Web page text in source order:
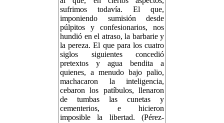
sufrimos todavía. El que,
imponiendo sumisión desde
púlpitos y confesionarios, nos
hundió en el atraso, la barbarie y
la pereza. El que para los cuatro
siglos siguientes concedió
pretextos y agua bendita a
quienes, a menudo bajo palio,
machacaron la inteligencia,
cebaron los patíbulos, llenaron
de tumbas las cunetas y
cementerios, e hicieron
imposible la libertad. (Pérez-